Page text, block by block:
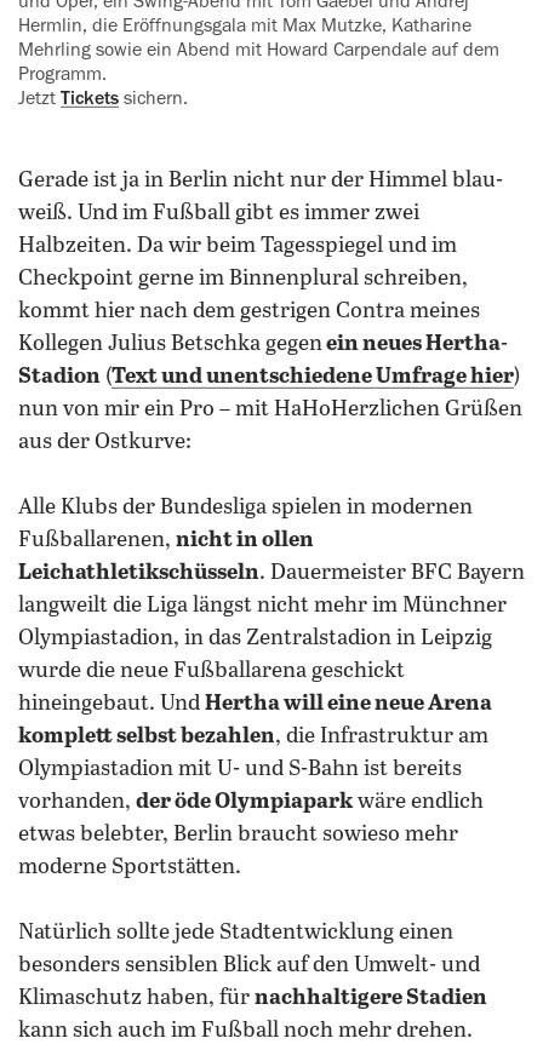
Hermlin, die Eröffnungs­gala mit Max Mutzke, Katharine
Mehrling sowie ein Abend mit Howard Carpendale auf dem
Programm.
Jetzt Tickets sichern.
Gerade ist ja in Berlin nicht nur der Himmel blau-
weiß. Und im Fußball gibt es immer zwei
Halbzeiten. Da wir beim Tagesspiegel und im
Checkpoint gerne im Binnenplural schreiben,
kommt hier nach dem gestrigen Contra meines
Kollegen Julius Betschka gegenein neues Hertha-
Stadion (Text und unentschiedene Umfrage hier)
nun von mir ein Pro – mit HaHoHerzlichen Grüßen
aus der Ostkurve:
Alle Klubs der Bundesliga spielen in modernen
Fußballarenen, nicht in ollen
Leichathletikschüsseln. Dauermeister BFC Bayern
langweilt die Liga längst nicht mehr im Münchner
Olympiastadion, in das Zentralstadion in Leipzig
wurde die neue Fußballarena geschickt
hineingebaut. Und Hertha will eine neue Arena
komplett selbst bezahlen, die Infrastruktur am
Olympiastadion mit U- und S-Bahn ist bereits
vorhanden, der öde Olympiaparkwäre endlich
etwas belebter, Berlin braucht sowieso mehr
moderne Sportstätten.
Natürlich sollte jede Stadtentwicklung einen
besonders sensiblen Blick auf den Umwelt- und
Klimaschutz haben, für nachhaltigere Stadien
kann sich auch im Fußball noch mehr drehen.